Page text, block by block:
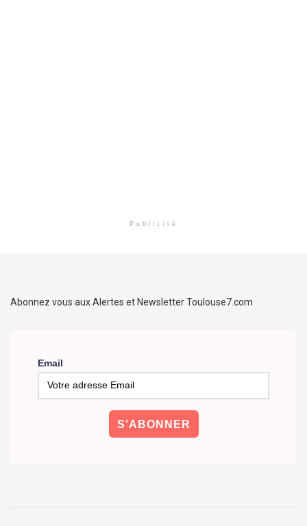
Publicité
Abonnez vous aux Alertes et Newsletter Toulouse7.com
Email